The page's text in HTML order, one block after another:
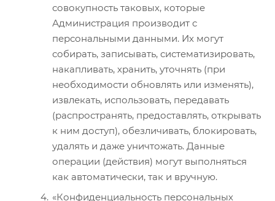
совокупность таковых, которые
Администрация производит с
персональными данными. Их могут
собирать, записывать, систематизировать,
накапливать, хранить, уточнять (при
необходимости обновлять или изменять),
извлекать, использовать, передавать
(распространять, предоставлять, открывать
к ним доступ), обезличивать, блокировать,
удалять и даже уничтожать. Данные
операции (действия) могут выполняться
как автоматически, так и вручную.
«Конфиденциальность персональных